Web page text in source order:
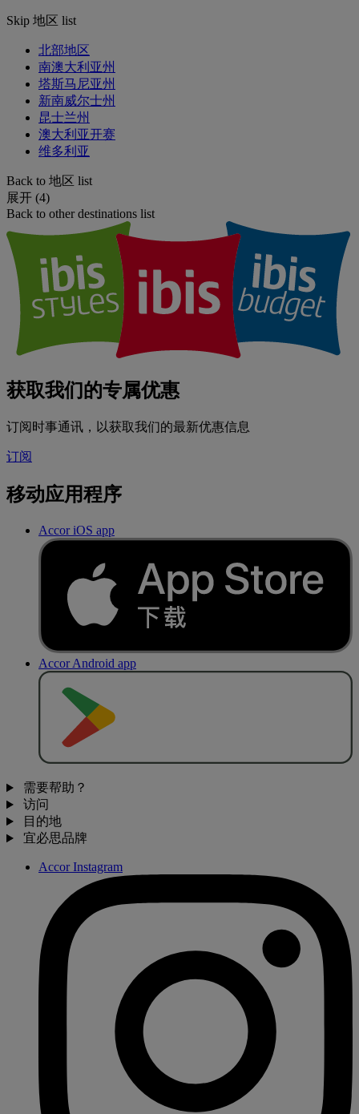
Skip 地区 list
北部地区
南澳大利亚州
塔斯马尼亚州
新南威尔士州
昆士兰州
澳大利亚开赛
维多利亚
Back to 地区 list
展开 (4)
Back to other destinations list
获取我们的专属优惠
订阅时事通讯，以获取我们的最新优惠信息
订阅
移动应用程序
Accor iOS app
Accor Android app
需要帮助？
访问
目的地
宜必思品牌
Accor Instagram